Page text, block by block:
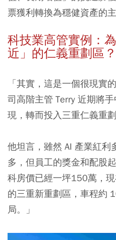
票獲利轉換為穩健資產的主
科技業高管實例：
近」的仁義重劃區？
「其實，這是一個很現實
司高階主管 Terry 近期將
現，轉而投入三重仁義重
他坦言，雖然 AI 產業紅利
多，但員工的獎金和配股
科房價已經一坪150萬，
的三重新重劃區，車程約
局。」